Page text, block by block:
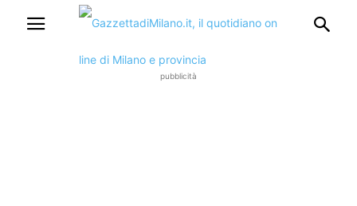
pubblicità